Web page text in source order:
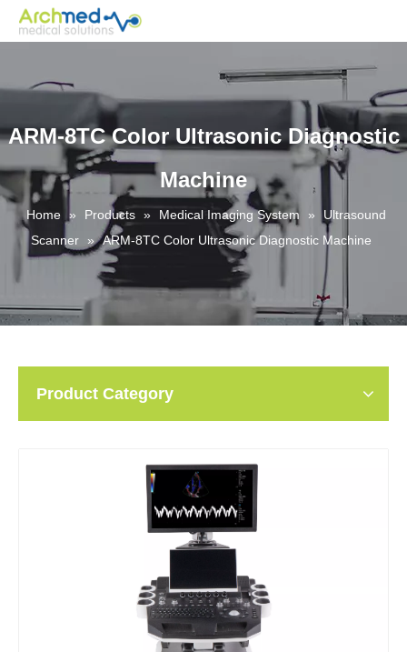
ARM-8TC Color Ultrasonic Diagnostic
Machine
Home » Products » Medical Imaging System »
Ultrasound
Scanner
» ARM-8TC Color Ultrasonic Diagnostic Machine
Product Category